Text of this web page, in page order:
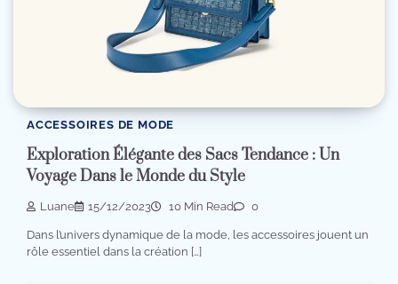
ACCESSOIRES DE MODE
Exploration Élégante des Sacs Tendance : Un
Voyage Dans le Monde du Style
Luane 15/12/2023 10 Min Read 0
Dans l’univers dynamique de la mode, les accessoires jouent un
rôle essentiel dans la création […]